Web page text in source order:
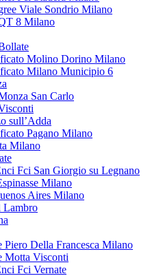
Viale Sondrio Milano
8 Milano
Molino Dorino Milano
Milano Municipio 6
San Carlo
sull’Adda
Pagano Milano
Milano
Fci San Giorgio su Legnano
Milano
Aires Milano
Lambro
Piero Della Francesca Milano
Motta Visconti
Fci Vernate